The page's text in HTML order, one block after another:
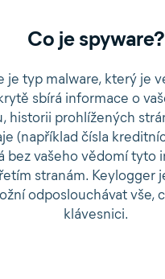
Co je spyware?
je typ malware, který je
sbírá informace o
historii prohlížených
(například čísla
bez vašeho vědomí tyto
stranám. Keylogger
odposlouchávat vše,
klávesnici.